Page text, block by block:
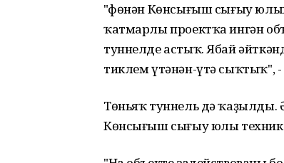
"Өфөнән Көнсығыш сығыу
ҡатмарлы проектҡа ингән
туннелде астыҡ. Ябай
тиклем үтәнән-үтә сыҡтыҡ", -
Төньяҡ туннель дә ҡаҙылды.
Көнсығыш сығыу юлы техник